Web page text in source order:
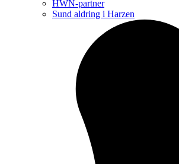
HWN-partner
Sund aldring i Harzen